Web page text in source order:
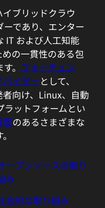
ブリッドクラウ
ーであり、エンター
IT および人工知能
の一貫性のある包
。 フォーチュン
バイザーとして、
向け、Linux、自動
ットフォームとい
歴のあるさまざまな
ープンソースの取り
み
会的な取り組み